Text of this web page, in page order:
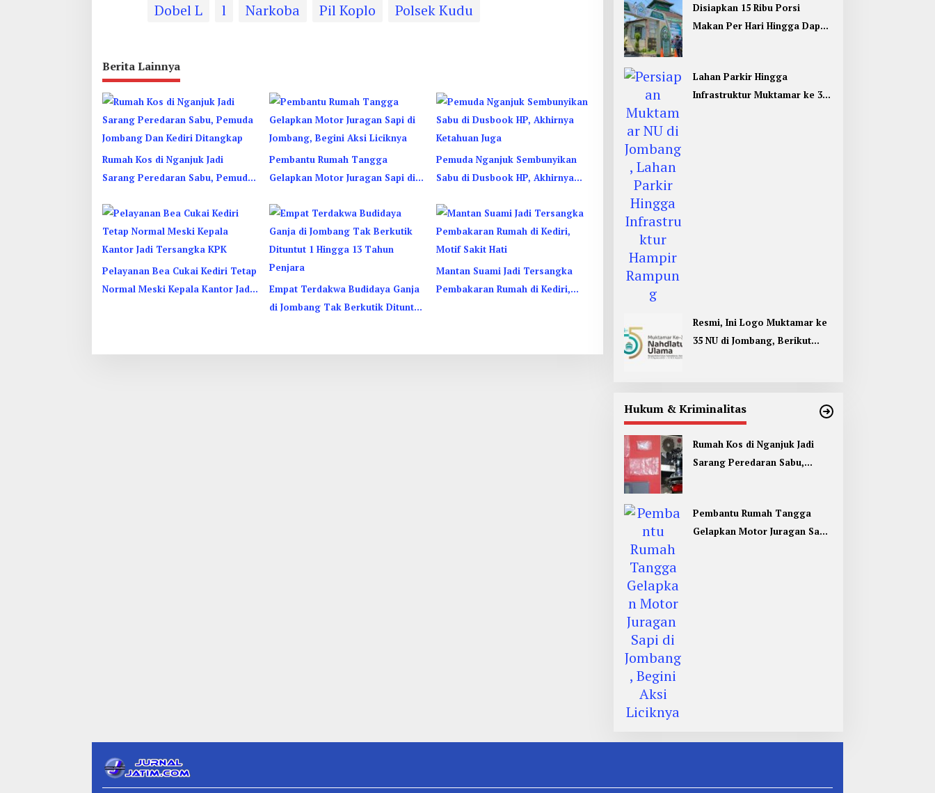
Dobel L l Narkoba Pil Koplo Polsek Kudu
Berita Lainnya
Rumah Kos di Nganjuk Jadi
Sarang Peredaran Sabu, Pemuda
Pembantu Rumah Tangga
Gelapkan Motor Juragan Sapi di
Pemuda Nganjuk Sembunyikan
Sabu di Dusbook HP, Akhirnya
Pelayanan Bea Cukai Kediri Tetap
Normal Meski Kepala Kantor Jadi
Empat Terdakwa Budidaya Ganja
di Jombang Tak Berkutik Dituntut
Mantan Suami Jadi Tersangka
Pembakaran Rumah di Kediri,
Disiapkan 15 Ribu Porsi
Makan Per Hari Hingga Dapur
Lahan Parkir Hingga
Infrastruktur Muktamar ke 35
Resmi, Ini Logo Muktamar ke
35 NU di Jombang, Berikut
Hukum & Kriminalitas
Rumah Kos di Nganjuk Jadi
Sarang Peredaran Sabu,
Pembantu Rumah Tangga
Gelapkan Motor Juragan Sapi